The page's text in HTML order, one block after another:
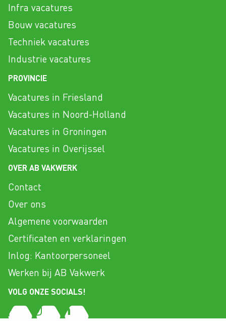
Infra vacatures
Bouw vacatures
Techniek vacatures
Industrie vacatures
PROVINCIE
Vacatures in Friesland
Vacatures in Noord-Holland
Vacatures in Groningen
Vacatures in Overijssel
OVER AB VAKWERK
Contact
Over ons
Algemene voorwaarden
Certificaten en verklaringen
Inlog: Kantoorpersoneel
Werken bij AB Vakwerk
VOLG ONZE SOCIALS!